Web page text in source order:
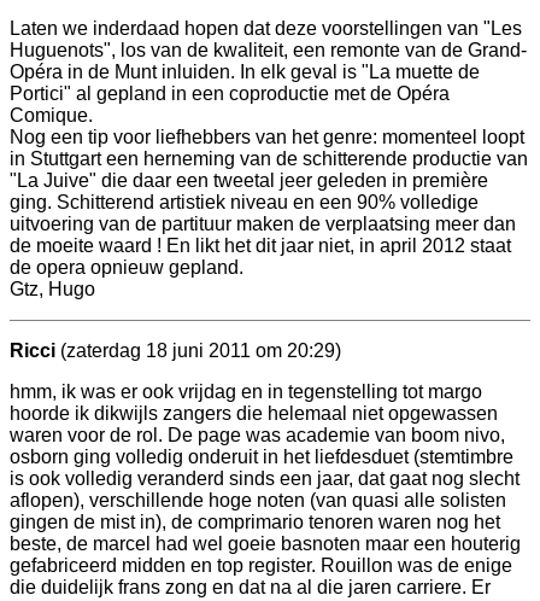
Laten we inderdaad hopen dat deze voorstellingen van "Les
Huguenots", los van de kwaliteit, een remonte van de Grand-
Opéra in de Munt inluiden. In elk geval is "La muette de
Portici" al gepland in een coproductie met de Opéra
Comique.
Nog een tip voor liefhebbers van het genre: momenteel loopt
in Stuttgart een herneming van de schitterende productie van
"La Juive" die daar een tweetal jeer geleden in première
ging. Schitterend artistiek niveau en een 90% volledige
uitvoering van de partituur maken de verplaatsing meer dan
de moeite waard ! En likt het dit jaar niet, in april 2012 staat
de opera opnieuw gepland.
Gtz, Hugo
Ricci (zaterdag 18 juni 2011 om 20:29)
hmm, ik was er ook vrijdag en in tegenstelling tot margo
hoorde ik dikwijls zangers die helemaal niet opgewassen
waren voor de rol. De page was academie van boom nivo,
osborn ging volledig onderuit in het liefdesduet (stemtimbre
is ook volledig veranderd sinds een jaar, dat gaat nog slecht
aflopen), verschillende hoge noten (van quasi alle solisten
gingen de mist in), de comprimario tenoren waren nog het
beste, de marcel had wel goeie basnoten maar een houterig
gefabriceerd midden en top register. Rouillon was de enige
die duidelijk frans zong en dat na al die jaren carriere. Er